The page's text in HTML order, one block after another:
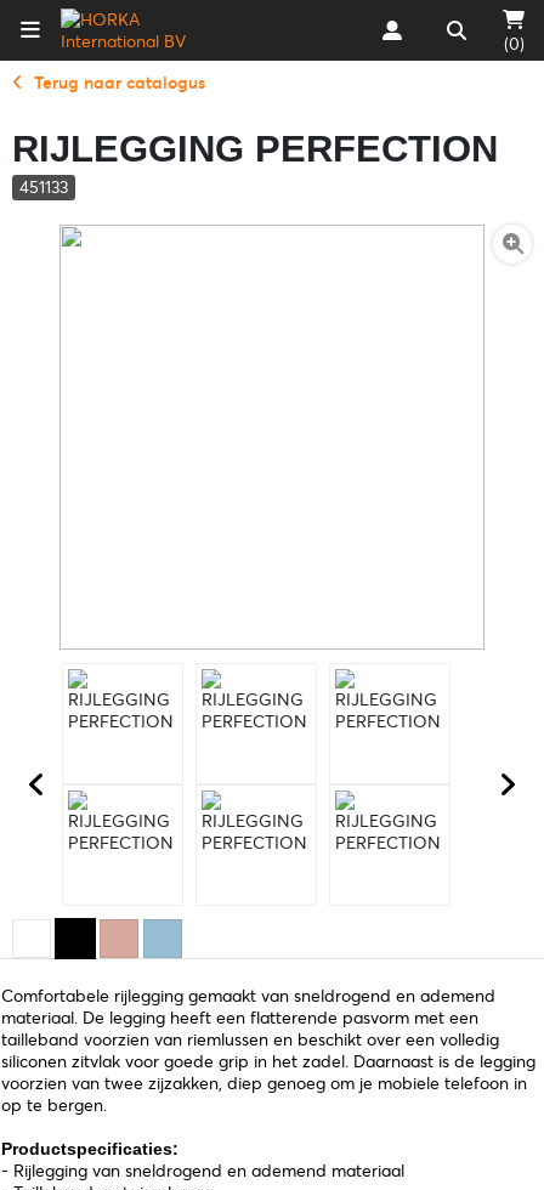
(0)
Terug naar catalogus
RIJLEGGING PERFECTION
451133
Comfortabele rijlegging gemaakt van sneldrogend en ademend
materiaal. De legging heeft een flatterende pasvorm met een
tailleband voorzien van riemlussen en beschikt over een volledig
siliconen zitvlak voor goede grip in het zadel. Daarnaast is de legging
voorzien van twee zijzakken, diep genoeg om je mobiele telefoon in
op te bergen.
Productspecificaties:
- Rijlegging van sneldrogend en ademend materiaal